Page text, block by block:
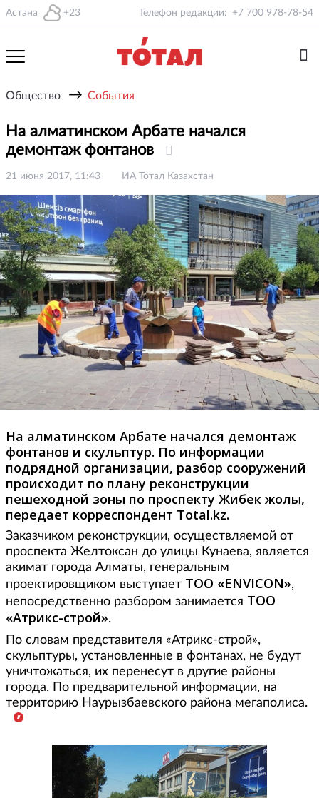
Астана +23 Телефон редакции: +7 700 978-78-54
Общество → События
На алматинском Арбате начался
демонтаж фонтанов
21 июня 2017, 11:43 ИА Тотал Казахстан
На алматинском Арбате начался демонтаж
фонтанов и скульптур. По информации
подрядной организации, разбор сооружений
происходит по плану реконструкции
пешеходной зоны по проспекту Жибек жолы,
передает корреспондент Total.kz.
Заказчиком реконструкции, осуществляемой от
проспекта Желтоксан до улицы Кунаева, является
акимат города Алматы, генеральным
проектировщиком выступает ТОО «ENVICON»,
непосредственно разбором занимается ТОО
«Атрикс-строй».
По словам представителя «Атрикс-строй»,
скульптуры, установленные в фонтанах, не будут
уничтожаться, их перенесут в другие районы
города. По предварительной информации, на
территорию Наурызбаевского района мегаполиса.